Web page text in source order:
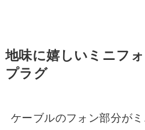
地味に嬉しいミニフ
プラグ
ケーブルのフォン部分が